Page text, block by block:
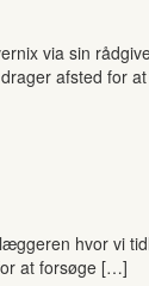
via sin
afsted for
hvor vi
at forsøge […]